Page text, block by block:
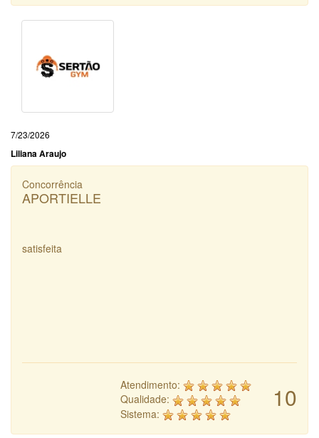
7/23/2026
Liliana Araujo
Concorrência
APORTIELLE
satisfeita
10
Atendimento:
Qualidade:
Sistema: